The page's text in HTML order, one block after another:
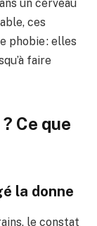
un cerveau
ces
phobie : elles
faire
Ce que
la donne
le constat